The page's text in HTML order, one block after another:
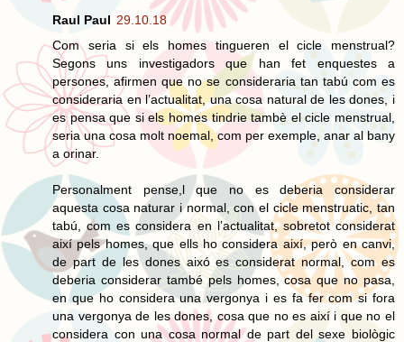
Raul Paul 29.10.18
Com seria si els homes tingueren el cicle menstrual?
Segons uns investigadors que han fet enquestes a
persones, afirmen que no se consideraria tan tabú com es
consideraria en l’actualitat, una cosa natural de les dones, i
es pensa que si els homes tindrie tambè el cicle menstrual,
seria una cosa molt noemal, com per exemple, anar al bany
a orinar.
Personalment pense,l que no es deberia considerar
aquesta cosa naturar i normal, con el cicle menstruatic, tan
tabú, com es considera en l’actualitat, sobretot considerat
així pels homes, que ells ho considera així, però en canvi,
de part de les dones aixó es considerat normal, com es
deberia considerar també pels homes, cosa que no pasa,
en que ho considera una vergonya i es fa fer com si fora
una vergonya de les dones, cosa que no es així i que no el
considera con una cosa normal de part del sexe biològic